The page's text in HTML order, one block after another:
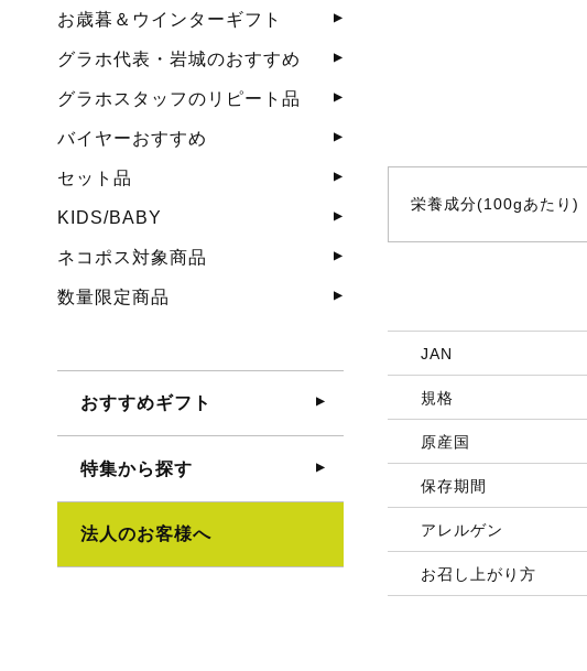
お歳暮＆ウインターギフト
グラホ代表・岩城のおすすめ
グラホスタッフのリピート品
バイヤーおすすめ
セット品
KIDS/BABY
ネコポス対象商品
数量限定商品
おすすめギフト
特集から探す
法人のお客様へ
栄養成分(100gあたり)
JAN
規格
原産国
保存期間
アレルゲン
お召し上がり方